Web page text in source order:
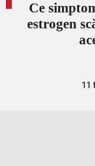
Ce
estrogen
11